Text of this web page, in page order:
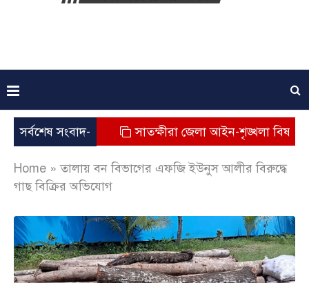
সর্বশেষ সংবাদ-
সভা সাতক্ষীরা জেলা আইন-শৃঙ্খলা বিষয়ক মাসিক
Home »তালায় বন বিভাগের এফজি ইউনুস আলীর বিরুদ্ধে
গাছ বিক্রির অভিযোগ